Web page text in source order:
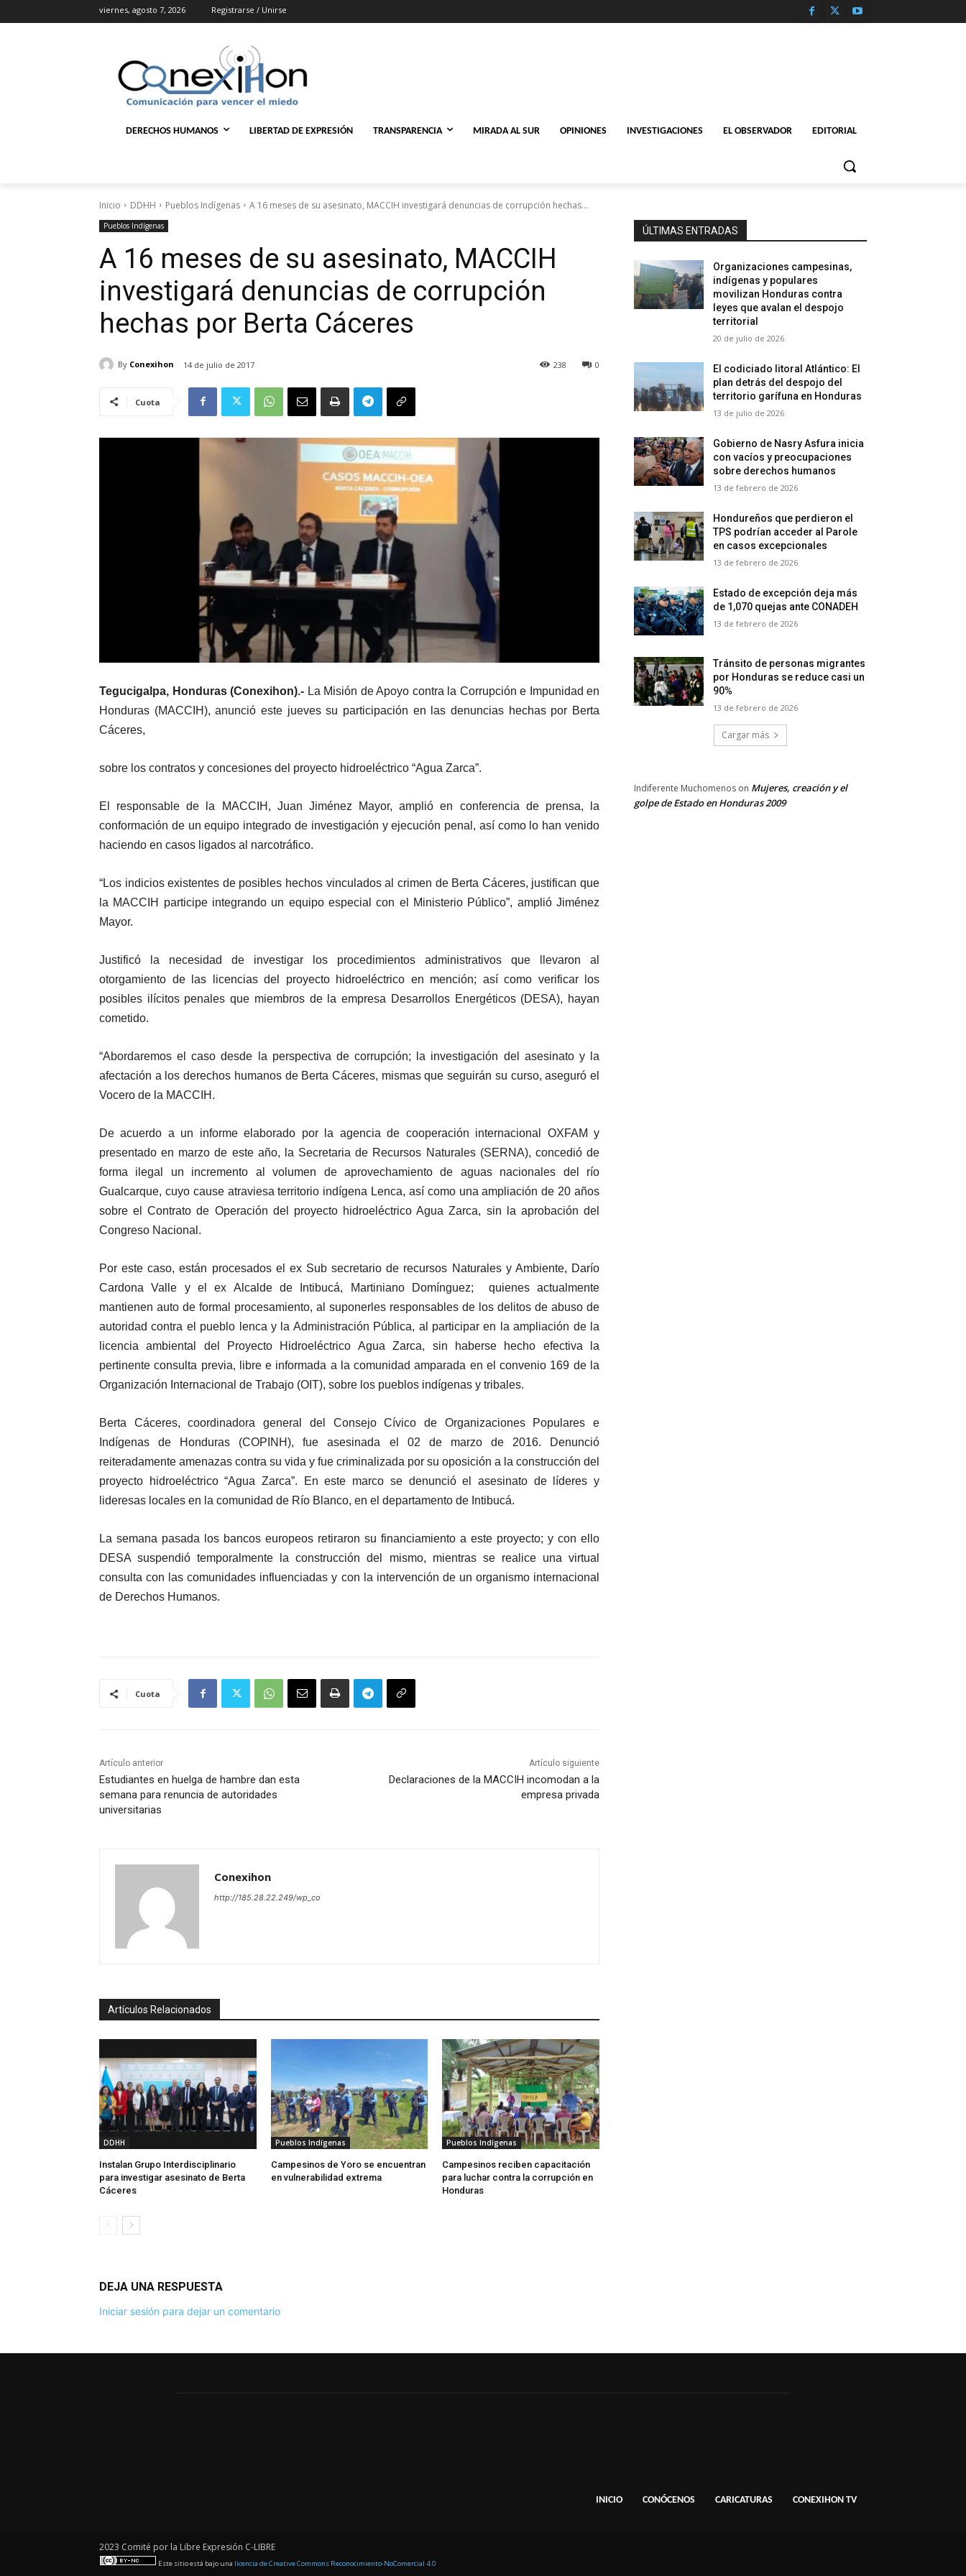
viernes, agosto 7, 2026 Registrarse / Unirse
DERECHOS HUMANOS LIBERTAD DE EXPRESIÓN TRANSPARENCIA MIRADA AL SUR OPINIONES INVESTIGACIONES EL OBSERVADOR EDITORIAL
Inicio DDHH Pueblos Indígenas A 16 meses de su asesinato, MACCIH investigará denuncias de corrupción hechas...
Pueblos Indígenas
A 16 meses de su asesinato, MACCIH
investigará denuncias de corrupción
hechas por Berta Cáceres
By Conexihon 14 de julio de 2017 0
238
Cuota
Tegucigalpa, Honduras (Conexihon).- La Misión de Apoyo contra la Corrupción e Impunidad en
Honduras (MACCIH), anunció este jueves su participación en las denuncias hechas por Berta
Cáceres,
sobre los contratos y concesiones del proyecto hidroeléctrico “Agua Zarca”.
El responsable de la MACCIH, Juan Jiménez Mayor, amplió en conferencia de prensa, la
conformación de un equipo integrado de investigación y ejecución penal, así como lo han venido
haciendo en casos ligados al narcotráfico.
“Los indicios existentes de posibles hechos vinculados al crimen de Berta Cáceres, justifican que
la MACCIH participe integrando un equipo especial con el Ministerio Público”, amplió Jiménez
Mayor.
Justificó la necesidad de investigar los procedimientos administrativos que llevaron al
otorgamiento de las licencias del proyecto hidroeléctrico en mención; así como verificar los
posibles ilícitos penales que miembros de la empresa Desarrollos Energéticos (DESA), hayan
cometido.
“Abordaremos el caso desde la perspectiva de corrupción; la investigación del asesinato y la
afectación a los derechos humanos de Berta Cáceres, mismas que seguirán su curso, aseguró el
Vocero de la MACCIH.
De acuerdo a un informe elaborado por la agencia de cooperación internacional OXFAM y
presentado en marzo de este año, la Secretaria de Recursos Naturales (SERNA), concedió de
forma ilegal un incremento al volumen de aprovechamiento de aguas nacionales del río
Gualcarque, cuyo cause atraviesa territorio indígena Lenca, así como una ampliación de 20 años
sobre el Contrato de Operación del proyecto hidroeléctrico Agua Zarca, sin la aprobación del
Congreso Nacional.
Por este caso, están procesados el ex Sub secretario de recursos Naturales y Ambiente, Darío
Cardona Valle y el ex Alcalde de Intibucá, Martiniano Domínguez; quienes actualmente
mantienen auto de formal procesamiento, al suponerles responsables de los delitos de abuso de
autoridad contra el pueblo lenca y la Administración Pública, al participar en la ampliación de la
licencia ambiental del Proyecto Hidroeléctrico Agua Zarca, sin haberse hecho efectiva la
pertinente consulta previa, libre e informada a la comunidad amparada en el convenio 169 de la
Organización Internacional de Trabajo (OIT), sobre los pueblos indígenas y tribales.
Berta Cáceres, coordinadora general del Consejo Cívico de Organizaciones Populares e
Indígenas de Honduras (COPINH), fue asesinada el 02 de marzo de 2016. Denunció
reiteradamente amenazas contra su vida y fue criminalizada por su oposición a la construcción del
proyecto hidroeléctrico “Agua Zarca”. En este marco se denunció el asesinato de líderes y
lideresas locales en la comunidad de Río Blanco, en el departamento de Intibucá.
La semana pasada los bancos europeos retiraron su financiamiento a este proyecto; y con ello
DESA suspendió temporalmente la construcción del mismo, mientras se realice una virtual
consulta con las comunidades influenciadas y con la intervención de un organismo internacional
de Derechos Humanos.
Cuota
Artículo anterior
Estudiantes en huelga de hambre dan esta
semana para renuncia de autoridades
universitarias
Artículo siguiente
Declaraciones de la MACCIH incomodan a la
empresa privada
Conexihon
http://185.28.22.249/wp_co
Artículos Relacionados
DDHH
Instalan Grupo Interdisciplinario
para investigar asesinato de Berta
Cáceres
Pueblos Indígenas
Campesinos de Yoro se encuentran
en vulnerabilidad extrema
Pueblos Indígenas
Campesinos reciben capacitación
para luchar contra la corrupción en
Honduras
DEJA UNA RESPUESTA
Iniciar sesión para dejar un comentario
ÚLTIMAS ENTRADAS
Organizaciones campesinas,
indígenas y populares
movilizan Honduras contra
leyes que avalan el despojo
territorial
20 de julio de 2026
El codiciado litoral Atlántico: El
plan detrás del despojo del
territorio garífuna en Honduras
13 de julio de 2026
Gobierno de Nasry Asfura inicia
con vacíos y preocupaciones
sobre derechos humanos
13 de febrero de 2026
Hondureños que perdieron el
TPS podrían acceder al Parole
en casos excepcionales
13 de febrero de 2026
Estado de excepción deja más
de 1,070 quejas ante CONADEH
13 de febrero de 2026
Tránsito de personas migrantes
por Honduras se reduce casi un
90%
13 de febrero de 2026
Cargar más
Indiferente Muchomenos on Mujeres, creación y el
golpe de Estado en Honduras 2009
INICIO CONÓCENOS CARICATURAS CONEXIHON TV
2023 Comité por la Libre Expresión C-LIBRE
Este sitio está bajo una licencia de Creative Commons Reconocimiento-NoComercial 4.0